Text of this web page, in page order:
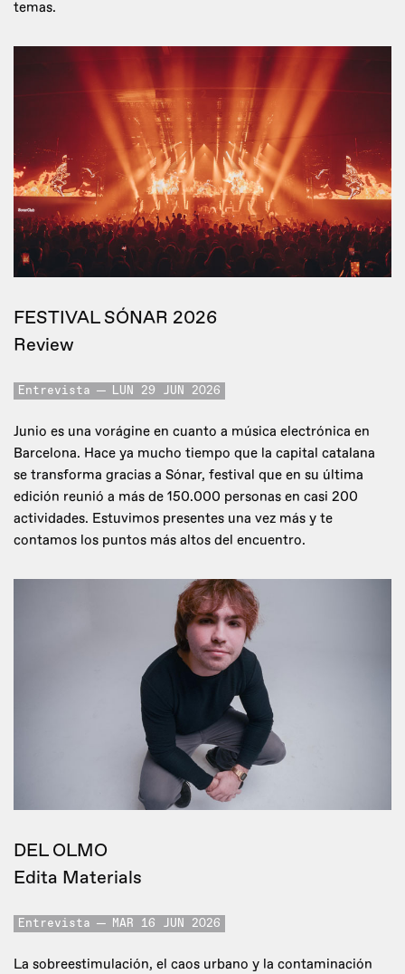
temas.
FESTIVAL SÓNAR 2026
Review
Entrevista LUN 29 JUN 2026
Junio es una vorágine en cuanto a música electrónica en
Barcelona. Hace ya mucho tiempo que la capital catalana
se transforma gracias a Sónar, festival que en su última
edición reunió a más de 150.000 personas en casi 200
actividades. Estuvimos presentes una vez más y te
contamos los puntos más altos del encuentro.
DEL OLMO
Edita Materials
Entrevista MAR 16 JUN 2026
La sobreestimulación, el caos urbano y la contaminación